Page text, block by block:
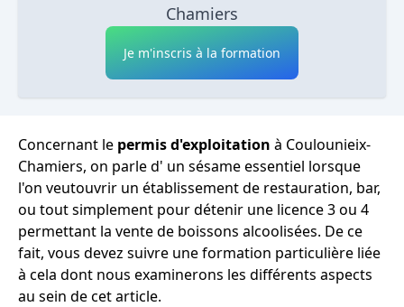
Chamiers
Je m'inscris à la formation
Concernant le permis d'exploitation à Coulounieix-
Chamiers, on parle d' un sésame essentiel lorsque
l'on veutouvrir un établissement de restauration, bar,
ou tout simplement pour détenir une licence 3 ou 4
permettant la vente de boissons alcoolisées. De ce
fait, vous devez suivre une formation particulière liée
à cela dont nous examinerons les différents aspects
au sein de cet article.